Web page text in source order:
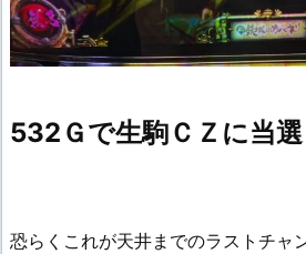
532Ｇで生駒ＣＺに当選
恐らくこれが天井までのラストチャン